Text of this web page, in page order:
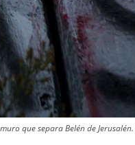
que separa Belén de Jerusalén.